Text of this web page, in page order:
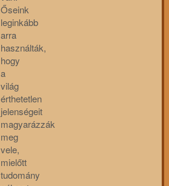
Őseink
leginkább
arra
használták,
hogy
a
világ
érthetetlen
jelenségeit
magyarázzák
meg
vele,
mielőtt
tudomány